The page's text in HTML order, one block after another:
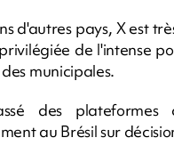
d'autres pays, X est
de l'intense
municipales.
des plateformes
au Brésil sur